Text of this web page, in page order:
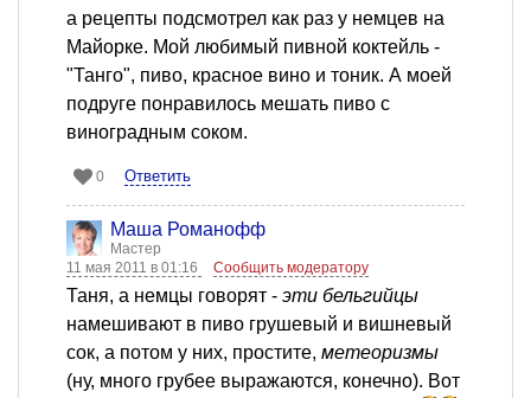
а рецепты подсмотрел как раз у немцев на
Майорке. Мой любимый пивной коктейль -
"Танго", пиво, красное вино и тоник. А моей
подруге понравилось мешать пиво с
виноградным соком.
0 Ответить
Mаша Романофф
Мастер
11 мая 2011 в 01:16
Сообщить модератору
Таня, а немцы говорят - эти бельгийцы
намешивают в пиво грушевый и вишневый
сок, а потом у них, простите, метеоризмы
(ну, много грубее выражаются, конечно). Вот